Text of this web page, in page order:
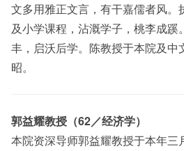
文多用雅正文言，有干嘉儒者风。
及小学课程，沾溉学子，桃李成蹊
丰，启沃后学。陈教授于本院及中
昭。
郭益耀教授（62／经济学）
本院资深导师郭益耀教授于本年三